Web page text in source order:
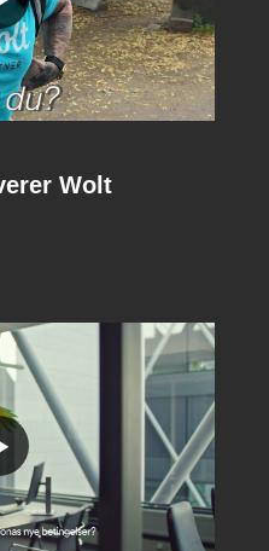
Wolt